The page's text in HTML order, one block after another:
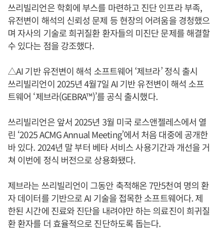
쓰리빌리언은 학회에 부스를 마련하고 진단 인프라 부족,
유전변이 해석의 신뢰성 문제 등 현장의 어려움을 경청했으
며 자사의 기술로 희귀질환 환자들의 미진단 문제를 해결할
수 있다는 점을 강조했다.
△AI 기반 유전변이 해석 소프트웨어 ‘제브라’ 정식 출시
쓰리빌리언이 2025년 4월7일 AI 기반 유전변이 해석 소프
트웨어 ‘제브라(GEBRA™)’를 공식 출시했다.
쓰리빌리언은 앞서 2025년 3월 미국 로스앤젤레스에서 열
린 ‘2025 ACMG Annual Meeting’에서 처음 대중에 공개한
바 있다. 2024년 말 부터 베타 서비스 사용기간과 개선을 거
쳐 이번에 정식 버전으로 상용화됐다.
제브라는 쓰리빌리언이 그동안 축적해온 7만5천여 명의 환
자 데이터를 기반으로 AI 기술을 접목한 소프트웨어다. 제
한된 시간에 진료와 진단을 내려야만 하는 의료진이 희귀질
환 환자를 더 효율적으로 진단하도록 돕는다.